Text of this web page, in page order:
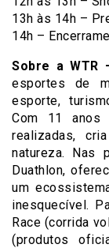
13h às 14h –
14h –
Sobre a WTR
esportes de
esporte,
Com 11
realizadas,
natureza. Nas
Duathlon,
um
inesquecível.
Race (corrida
(produtos